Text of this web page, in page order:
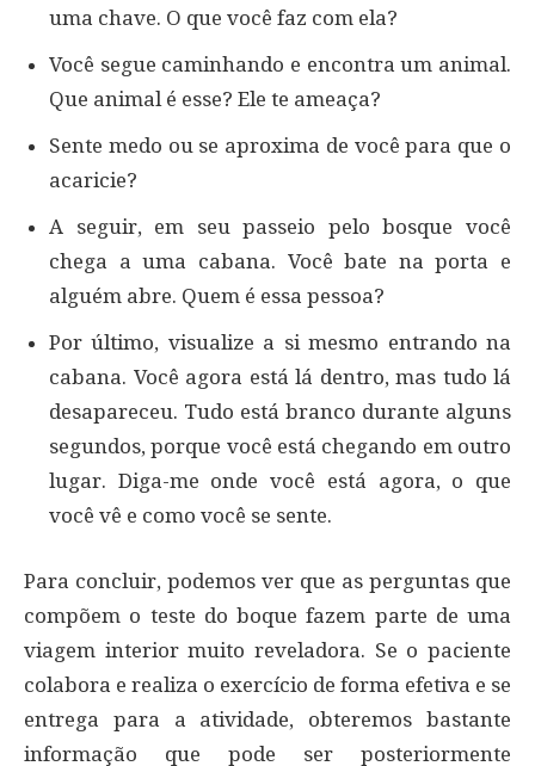
uma chave. O que você faz com ela?
Você segue caminhando e encontra um animal.
Que animal é esse? Ele te ameaça?
Sente medo ou se aproxima de você para que o
acaricie?
A seguir, em seu passeio pelo bosque você
chega a uma cabana. Você bate na porta e
alguém abre. Quem é essa pessoa?
Por último, visualize a si mesmo entrando na
cabana. Você agora está lá dentro, mas tudo lá
desapareceu. Tudo está branco durante alguns
segundos, porque você está chegando em outro
lugar. Diga-me onde você está agora, o que
você vê e como você se sente.
Para concluir, podemos ver que as perguntas que
compõem o teste do boque fazem parte de uma
viagem interior muito reveladora. Se o paciente
colabora e realiza o exercício de forma efetiva e se
entrega para a atividade, obteremos bastante
informação que pode ser posteriormente